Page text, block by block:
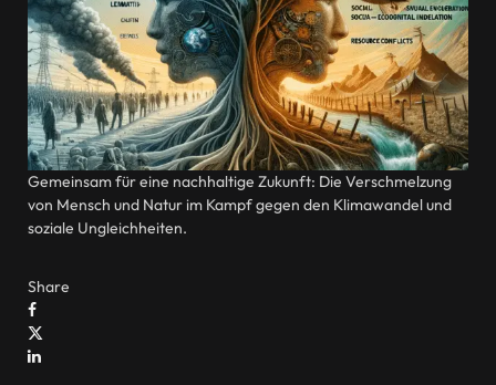
Gemeinsam für eine nachhaltige Zukunft: Die Verschmelzung
von Mensch und Natur im Kampf gegen den Klimawandel und
soziale Ungleichheiten.
Share